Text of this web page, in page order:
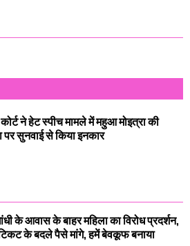
ने हेट स्पीच मामले में महुआ मोइत्रा की
पर सुनवाई से किया इनकार
के आवास के बाहर महिला का विरोध प्रदर्शन,
के बदले पैसे मांगे, हमें बेवकूफ बनाया